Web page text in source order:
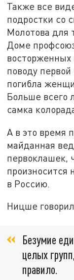
Также все
подростки со
Молотова для
Доме
восторженных
поводу
погибла
Больше всего
самка
А в это время
майданная
первоклашек,
произносится
в Россию.
Ницше
Безумие
целых
правило.